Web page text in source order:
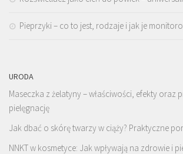
Pieprzyki – co to jest, rodzaje i jak je
URODA
Maseczka z żelatyny – właściwości, efekty oraz
pielęgnację
Jak dbać o skórę twarzy w ciąży? Praktyczne
NNKT w kosmetyce: Jak wpływają na zdrowie i